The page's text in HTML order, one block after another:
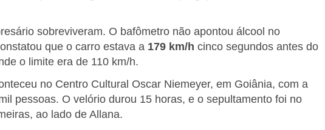
sobreviveram. O bafômetro não apontou álcool no
que o carro estava a 179 km/h cinco segundos antes do
o limite era de 110 km/h.
no Centro Cultural Oscar Niemeyer, em Goiânia, com a
pessoas. O velório durou 15 horas, e o sepultamento foi no
ao lado de Allana.